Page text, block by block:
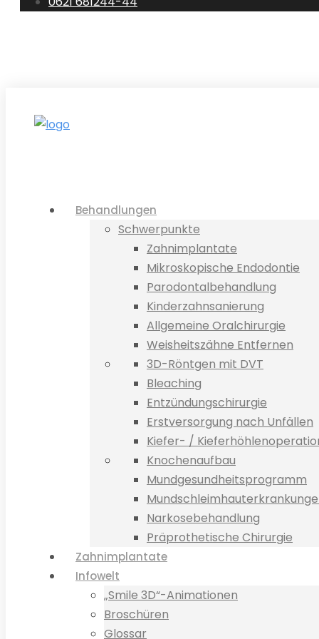
Behandlungen
Schwerpunkte
Zahnimplantate
Mikroskopische Endodontie
Parodontalbehandlung
Kinderzahnsanierung
Allgemeine Oralchirurgie
Weisheitszähne Entfernen
3D-Röntgen mit DVT
Bleaching
Entzündungschirurgie
Erstversorgung nach Unfällen
Kiefer- /
Knochenaufbau
Mundgesundheitsprogramm
Narkosebehandlung
Präprothetische Chirurgie
Zahnimplantate
Infowelt
„Smile 3D“-Animationen
Broschüren
Glossar